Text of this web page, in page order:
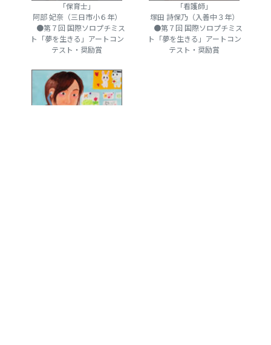
「保育士」
阿部 妃奈（三日市小６年）
●第７回 国際ソロプチミス
ト「夢を生きる」アートコン
テスト・奨励賞
「看護師」
塚田 詩保乃（入善中３年）
●第７回 国際ソロプチミス
ト「夢を生きる」アートコン
テスト・奨励賞